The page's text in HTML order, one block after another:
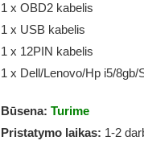
1 x OBD2 kabelis
1 x USB kabelis
1 x 12PIN kabelis
1 x Dell/Lenovo/Hp i5/8gb/
Būsena: Turime
Pristatymo laikas: 1-2